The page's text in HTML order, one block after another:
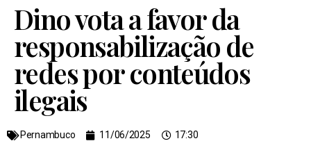
Dino vota a favor da
responsabilização de
redes por conteúdos
ilegais
Pernambuco 11/06/2025 17:30